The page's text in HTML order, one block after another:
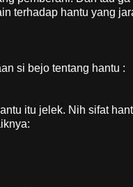
terhadap hantu yang
si bejo tentang hantu :
itu jelek. Nih sifat